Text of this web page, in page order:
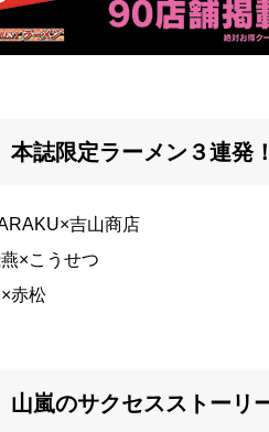
本誌限定ラーメン３連発！
吉山商店
×こうせつ
赤松
山嵐のサクセスストーリ